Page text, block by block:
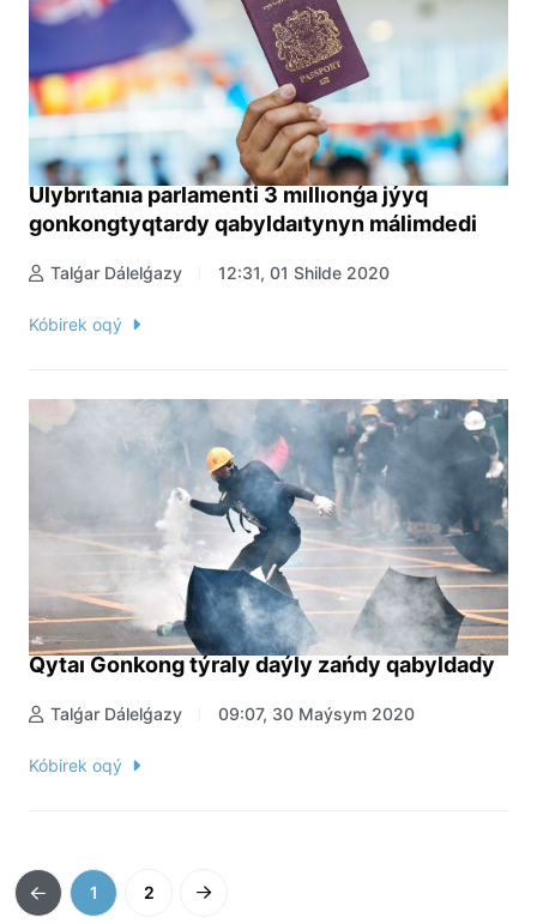
Ulybrıtanıa parlamenti 3 mıllıonǵa jýyq
gonkongtyqtardy qabyldaıtynyn málimdedi
Talǵar Dálelǵazy 12:31, 01 Shilde 2020
Kóbirek oqý
Qytaı Gonkong týraly daýly zańdy qabyldady
Talǵar Dálelǵazy 09:07, 30 Maýsym 2020
Kóbirek oqý
1 2